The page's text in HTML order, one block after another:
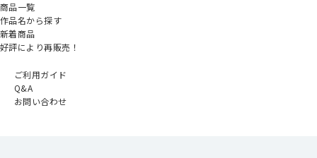
商品一覧
作品名から探す
新着商品
好評により再販売！
ご利用ガイド
Q&A
お問い合わせ